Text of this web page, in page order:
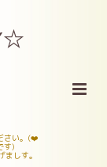
さい。(❤️
す)
しす。